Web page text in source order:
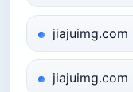
jiajuimg.com
jiajuimg.com